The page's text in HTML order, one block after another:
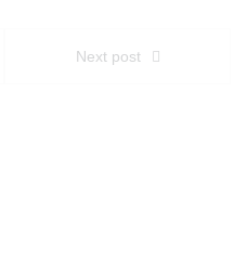
Next post